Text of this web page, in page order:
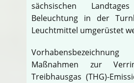
sächsischen
Beleuchtung in der
Leuchtmittel umgerüstet
Maßnahmen zur
Treibhausgas (THG)-